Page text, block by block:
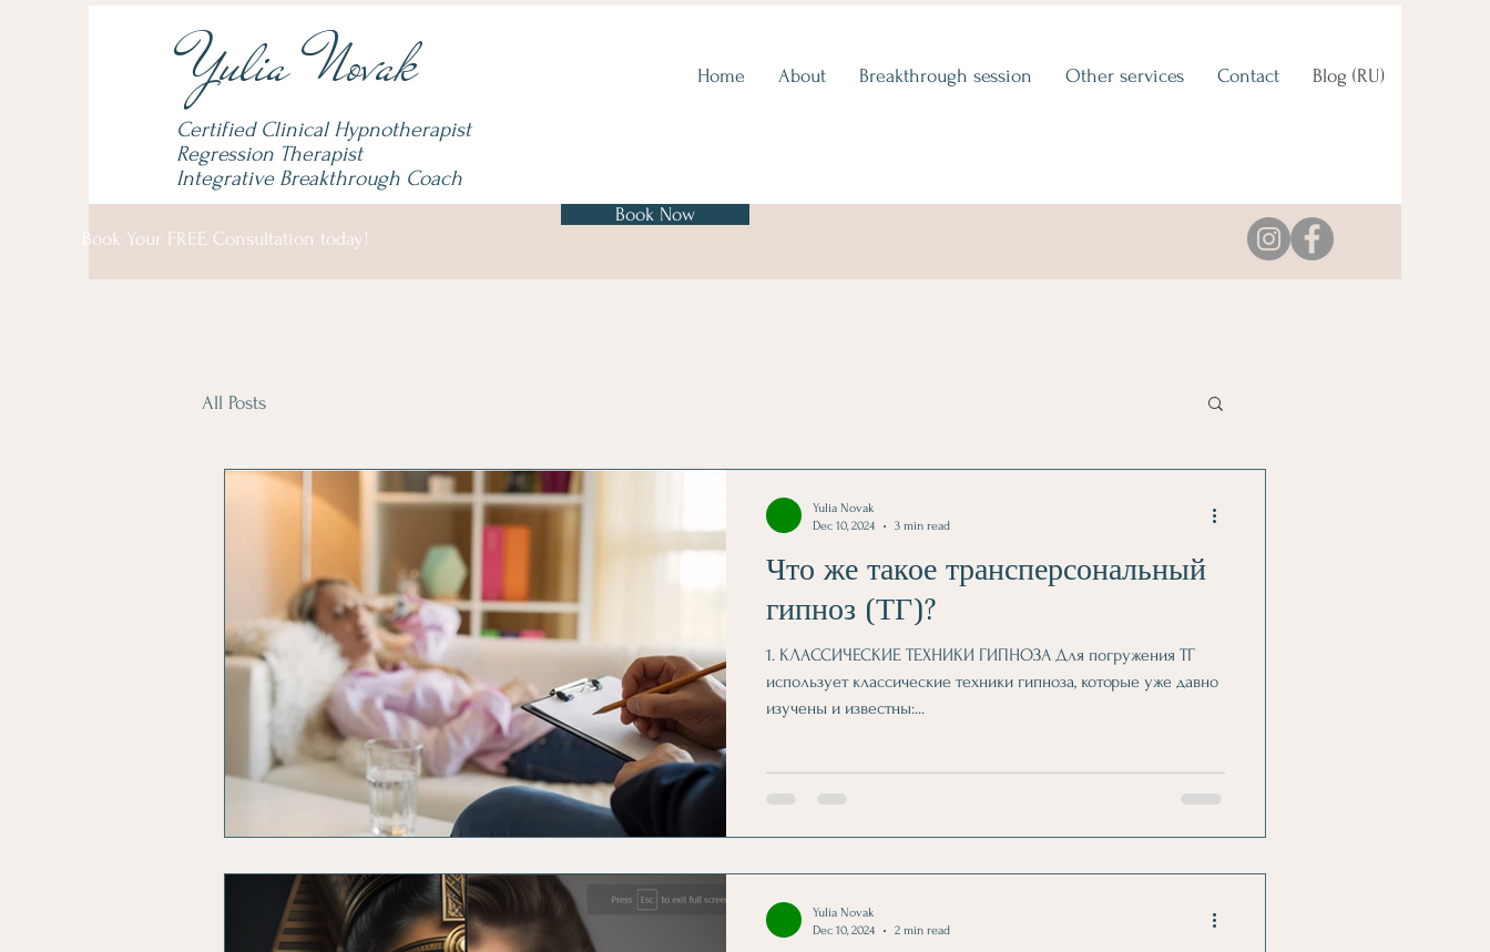
Yulia Novak
Certified Clinical Hypnotherapist
Regression Therapist
Integrative Breakthrough Coach
Home About Breakthrough session Other services Contact Blog (RU)
Book Your FREE Consultation today!
Book Now
All Posts
Что же такое трансперсональный
гипноз (ТГ)?
1. КЛАССИЧЕСКИЕ ТЕХНИКИ ГИПНОЗА Для погружения ТГ
использует классические техники гипноза, которые уже давно
изучены и известны:...
Yulia Novak
Dec 10, 2024
3 min read
Yulia Novak
Dec 10, 2024
2 min read